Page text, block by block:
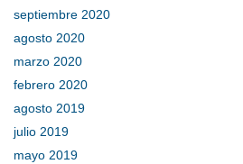
septiembre 2020
agosto 2020
marzo 2020
febrero 2020
agosto 2019
julio 2019
mayo 2019